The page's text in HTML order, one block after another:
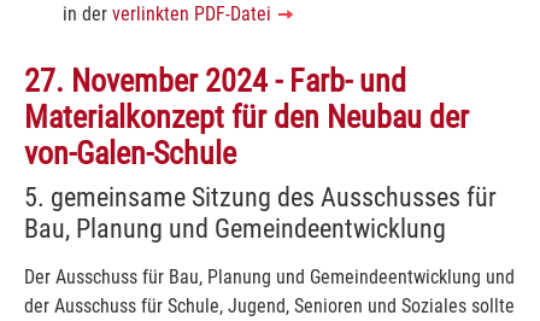
in der verlinkten PDF-Datei
27. November 2024 - Farb- und
Materialkonzept für den Neubau der
von-Galen-Schule
5. gemeinsame Sitzung des Ausschusses für
Bau, Planung und Gemeindeentwicklung
Der Ausschuss für Bau, Planung und Gemeindeentwicklung und
der Ausschuss für Schule, Jugend, Senioren und Soziales sollte